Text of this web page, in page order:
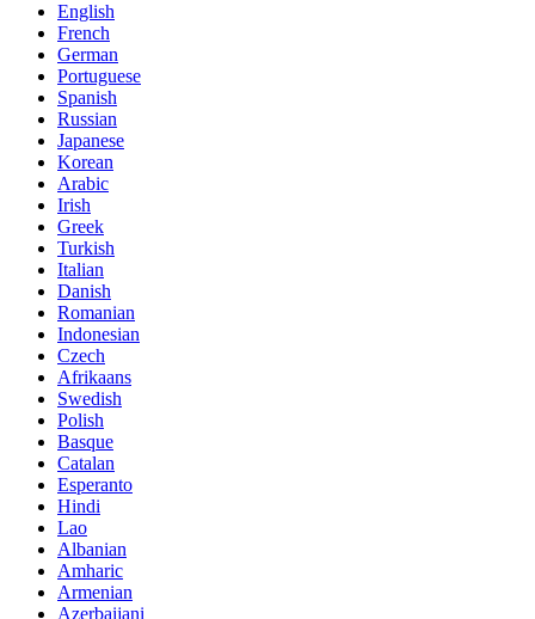
English
French
German
Portuguese
Spanish
Russian
Japanese
Korean
Arabic
Irish
Greek
Turkish
Italian
Danish
Romanian
Indonesian
Czech
Afrikaans
Swedish
Polish
Basque
Catalan
Esperanto
Hindi
Lao
Albanian
Amharic
Armenian
Azerbaijani